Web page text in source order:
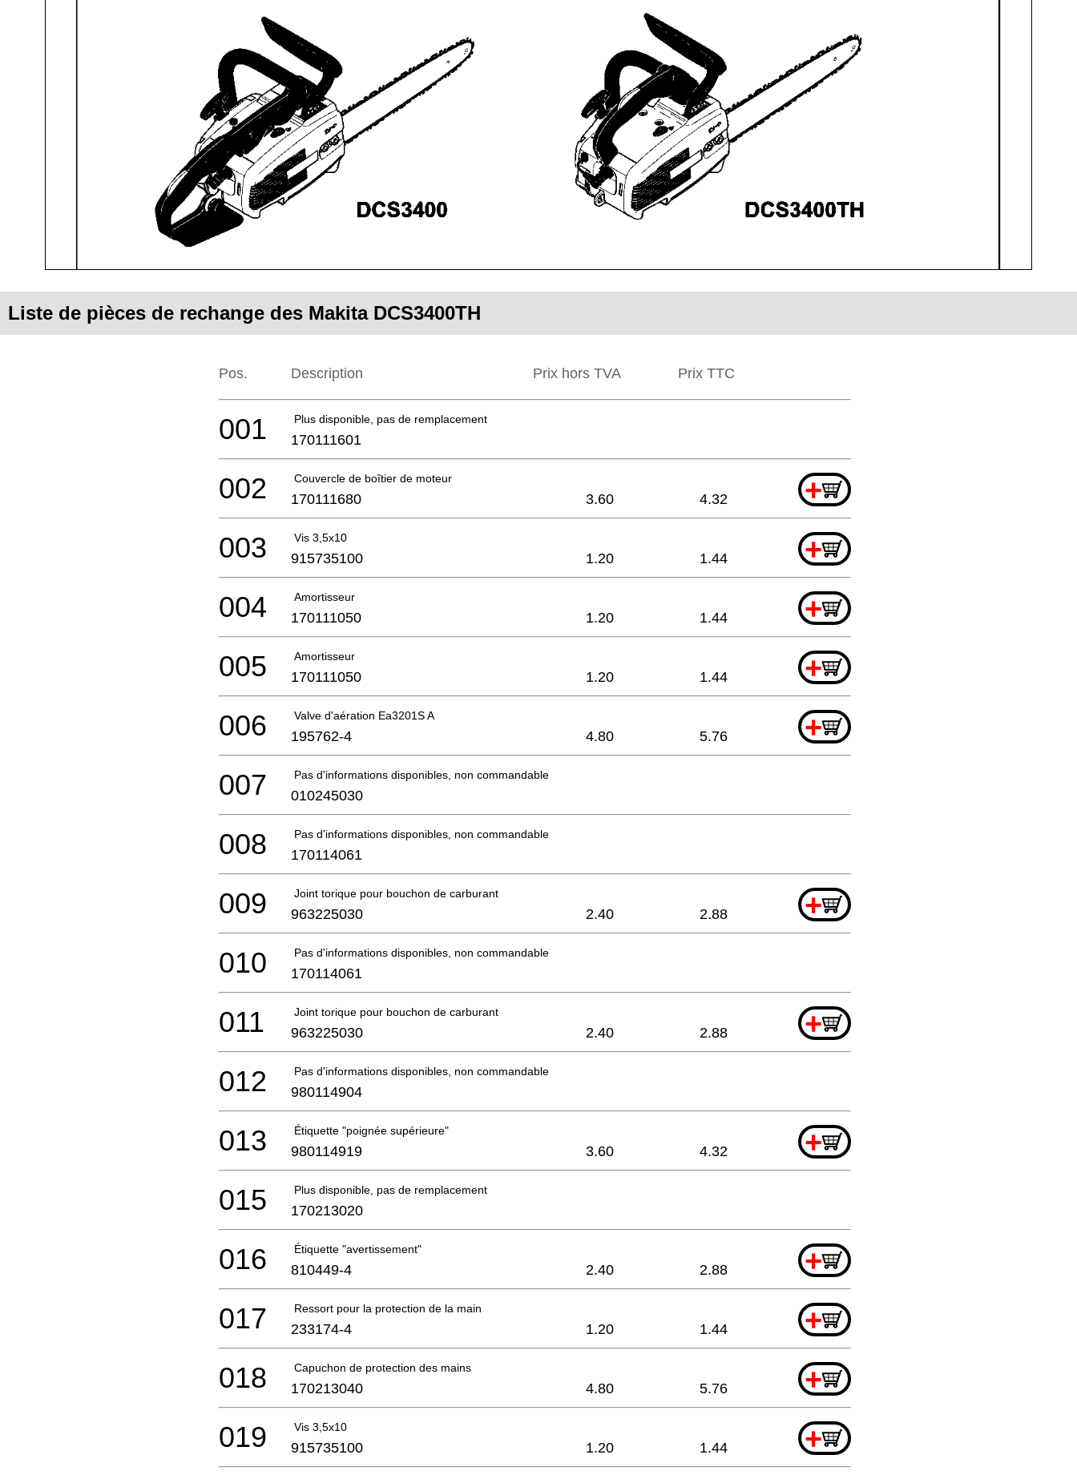
Liste de pièces de rechange des Makita DCS3400TH
Pos. Description Prix hors TVA Prix ​​TTC
Plus disponible, pas de remplacement
001 170111601
Couvercle de boîtier de moteur +
002 170111680 3.60 4.32
Vis 3,5x10 +
003 915735100 1.20 1.44
Amortisseur +
004 170111050 1.20 1.44
Amortisseur +
005 170111050 1.20 1.44
Valve d'aération Ea3201S A +
006 195762-4 4.80 5.76
Pas d'informations disponibles, non commandable
007 010245030
Pas d'informations disponibles, non commandable
008 170114061
Joint torique pour bouchon de carburant +
009 963225030 2.40 2.88
Pas d'informations disponibles, non commandable
010 170114061
Joint torique pour bouchon de carburant +
011 963225030 2.40 2.88
Pas d'informations disponibles, non commandable
012 980114904
Étiquette "poignée supérieure" +
013 980114919 3.60 4.32
Plus disponible, pas de remplacement
015 170213020
Étiquette "avertissement" +
016 810449-4 2.40 2.88
Ressort pour la protection de la main +
017 233174-4 1.20 1.44
Capuchon de protection des mains +
018 170213040 4.80 5.76
Vis 3,5x10 +
019 915735100 1.20 1.44